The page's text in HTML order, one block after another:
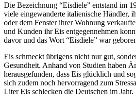
Die Bezeichnung “Eisdiele” entstand im
viele eingewanderte italienische Händler,
oder dem Fenster ihrer Wohnung
und Kunden ihr Eis entgegennehmen
davor und das Wort “Eisdiele” war
Eis schmeckt übrigens nicht nur gut,
Gesundheit. Anhand von Studien haben
herausgefunden, dass Eis glücklich und
sich zudem noch hervorragend zum
Liter Eis schlecken die Deutschen im Jahr.